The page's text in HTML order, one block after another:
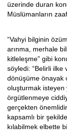
üzerinde duran
Müslümanların
“Vahyi bilginin
arınma, merhale
kitleleşme” gibi
söyledi: “Belirli
dönüşüme önayak
oluşturmak isteyen
örgütlenmeye
gerçekten
kapsamlı bir
kılabilmek elbette